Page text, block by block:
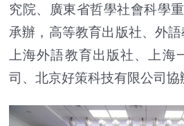
究院、廣東省哲學社會科學
承辦，高等教育出版社、外語
上海外語教育出版社、上海
司、北京好策科技有限公司協